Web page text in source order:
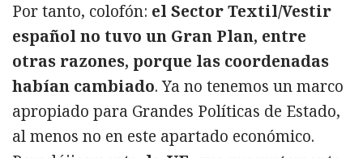
Por tanto, colofón: el Sector Textil/Vestir
español no tuvo un Gran Plan, entre
otras razones, porque las coordenadas
habían cambiado. Ya no tenemos un marco
apropiado para Grandes Políticas de Estado,
al menos no en este apartado económico.